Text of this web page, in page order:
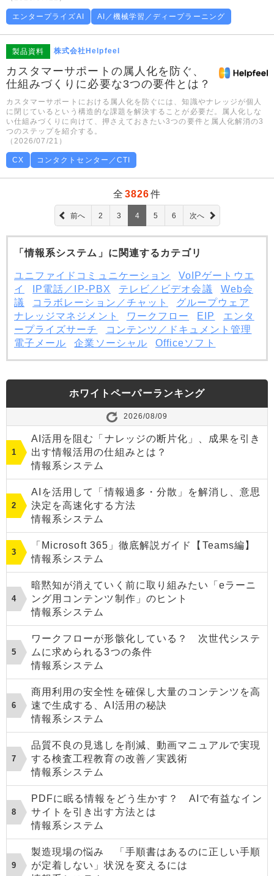
エンタープライズAI AI／機械学習／ディープラーニング
製品資料 株式会社Helpfeel
カスタマーサポートの属人化を防ぐ、
仕組みづくりに必要な3つの要件とは？
カスタマーサポートにおける属人化を防ぐには、知識やナレッジが個人
に閉じているという構造的な課題を解決することが必要だ。属人化しな
い仕組みづくりに向けて、押さえておきたい3つの要件と属人化解消の3
つのステップを紹介する。
（2026/07/21）
CX コンタクトセンター／CTI
全 3826件
前へ 2 3 4 5 6 次へ
「情報系システム」に関連するカテゴリ
ユニファイドコミュニケーション
VoIPゲートウエ
イ
IP電話／IP-PBX テレビ／ビデオ会議
Web会
議
コラボレーション／チャット
グループウェア
ナレッジマネジメント
ワークフロー EIP
エンタ
ープライズサーチ
コンテンツ／ドキュメント管理
電子メール
企業ソーシャル Officeソフト
ホワイトペーパーランキング
2026/08/09
AI活用を阻む「ナレッジの断片化」、成果を引き
出す情報活用の仕組みとは？
情報系システム
AIを活用して「情報過多・分散」を解消し、意思
決定を高速化する方法
情報系システム
「Microsoft 365」徹底解説ガイド【Teams編】
情報系システム
暗黙知が消えていく前に取り組みたい「eラーニ
ング用コンテンツ制作」のヒント
情報系システム
ワークフローが形骸化している？ 次世代システ
ムに求められる3つの条件
情報系システム
商用利用の安全性を確保し大量のコンテンツを高
速で生成する、AI活用の秘訣
情報系システム
品質不良の見逃しを削減、動画マニュアルで実現
する検査工程教育の改善／実践術
情報系システム
PDFに眠る情報をどう生かす？ AIで有益なイン
サイトを引き出す方法とは
情報系システム
製造現場の悩み 「手順書はあるのに正しい手順
が定着しない」状況を変えるには